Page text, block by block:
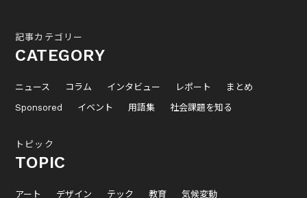
記事カテゴリー
CATEGORY
ニュース コラム インタビュー レポート
まとめ
Sponsored
イベント 用語集 社会課題を知る
トピック
TOPIC
アート デザイン テック 教育 気候変動